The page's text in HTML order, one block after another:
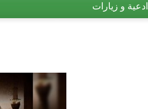
ادعية و زيارات